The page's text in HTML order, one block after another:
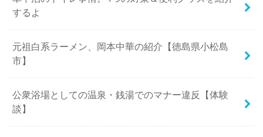
するよ
元祖白系ラーメン、岡本中華の紹介【徳島県小松島
市】
公衆浴場としての温泉・銭湯でのマナー違反【体験
談】